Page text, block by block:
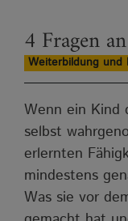
4 Fragen
Weiterbildung und
Wenn ein Kind
selbst
erlernten
mindestens
Was sie vor